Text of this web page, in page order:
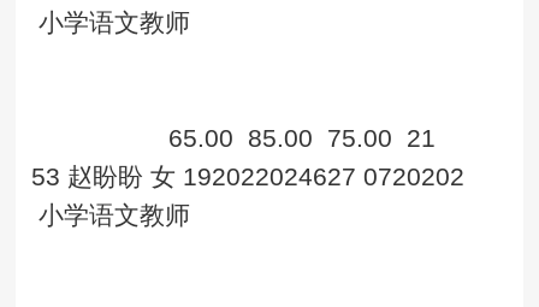
小学语文教师
65.00 85.00 75.00 21
53 赵盼盼 女 192022024627 0720202
小学语文教师